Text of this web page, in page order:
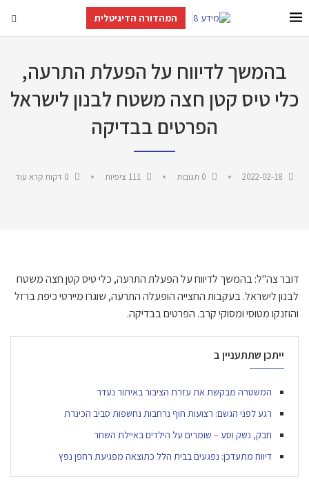
המהדורה הדיגיטלית
בהמשך לדיווח על הפעלת התרעה,
כלי טיס קטן חצה משטח לבנון לישראל
הפרטים בבדיקה
2022-02-18
111 ציפיות
דובר צה"ל: בהמשך לדיווח על הפעלת התרעה, כלי טיס קטן חצה משטח
לבנון לישראל. בעקבות החצייה הופעלה התרעה, שוגרו מיירטי כיפת ברזל
והוזנקו מטוסי ומסוקי קרב. הפרטים בבדיקה.
ייתכן שתתעניין ב
המשטרה מבקשת את עזרת הציבור באיתור נעדר
רגע לפני הגשם: רצועות חוף נרחבות נחשפות סביב הכינרת
חבק, נשק וסע – שומרים על הילדים באיילת השחר
דיווח מתעדכן: נפגעים בבית הלל כתוצאה מפגיעת רחפן נפץ